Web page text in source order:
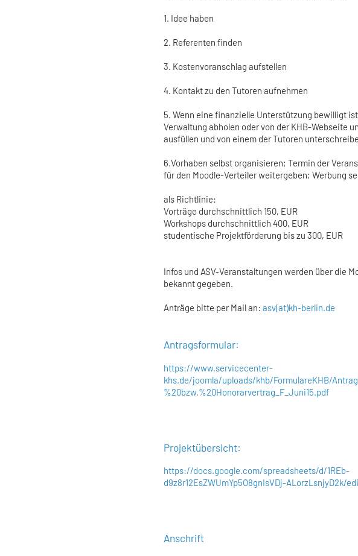
1. Idee haben
2. Referenten finden
3. Kostenvoranschlag aufstellen
4. Kontakt zu den Tutoren aufnehmen
5. Wenn eine finanzielle Unterstützung bewilligt
Verwaltung abholen oder von der KHB-Webseite
ausfüllen und von einem der Tutoren
6.Vorhaben selbst organisieren; Termin der
für den Moodle-Verteiler weitergeben; Werbung
als Richtlinie:
Vorträge durchschnittlich 150, EUR
Workshops durchschnittlich 400, EUR
studentische Projektförderung bis zu 300, EUR
Infos und ASV-Veranstaltungen werden über die
bekannt gegeben.
Anträge bitte per Mail an:asv(at)kh-berlin.de
Antragsformular:
https://www.servicecenter-
khs.de/joomla/uploads/khb/FormulareKHB/
%20bzw.%20Honorarvertrag_F_Juni15.pdf
Projektübersicht:
https://docs.google.com/spreadsheets/d/1REb-
d9z8r12EsZWUmYp5O8gnIsVDj-ALorzLsnjyD2k/
Anschrift